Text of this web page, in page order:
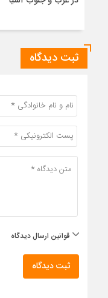
ثبت دیدگاه
قوانین ارسال دیدگاه
ثبت دیدگاه